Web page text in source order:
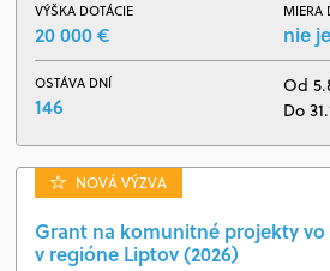
VÝŠKA DOTÁCIE
20 000 €
MIERA
nie
OSTÁVA DNÍ
146
Od
Do
NOVÁ VÝZVA
Grant na komunitné projekty vo
v regióne Liptov (2026)